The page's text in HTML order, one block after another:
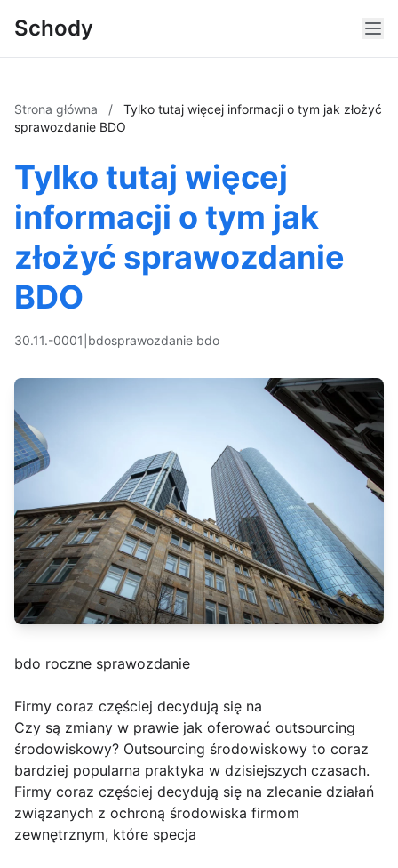
Schody
Strona główna /
Tylko tutaj więcej informacji o tym jak złożyć
sprawozdanie BDO
Tylko tutaj więcej
informacji o tym jak
złożyć sprawozdanie
BDO
30.11.-0001 bdosprawozdanie bdo
bdo roczne sprawozdanie
Firmy coraz częściej decydują się na
Czy są zmiany w prawie jak oferować outsourcing
środowiskowy? Outsourcing środowiskowy to coraz
bardziej popularna praktyka w dzisiejszych czasach.
Firmy coraz częściej decydują się na zlecanie działań
związanych z ochroną środowiska firmom
zewnętrznym, które specja